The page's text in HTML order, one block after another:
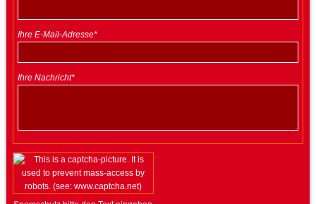
Ihre E-Mail-Adresse*
Ihre Nachricht*